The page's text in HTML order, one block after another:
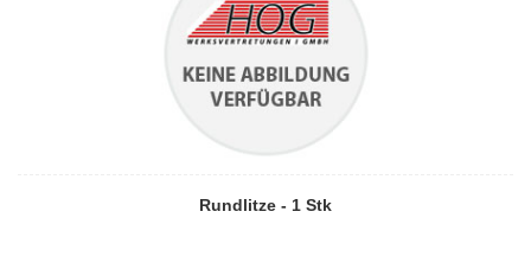
Rundlitze - 1 Stk